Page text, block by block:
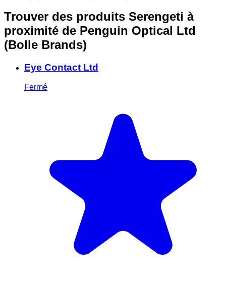
Trouver des produits Serengeti à
proximité de Penguin Optical Ltd
(Bolle Brands)
Eye Contact Ltd
Fermé